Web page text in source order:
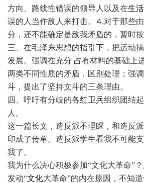
方向、路线性错误的领导人以及在生活
误的人当作敌人来打击。⒋对于那些
分，还不能确定是敌我矛盾的，暂时
三、在毛泽东思想的指引下，把运动
发展。强调在充分 占有材料的基础上
两类不同性质的矛盾，区别处理；强
斗 ，提出了坚持文斗的三条理由。
四、呼吁有分歧的各红卫兵组织团结
人。
这一篇长文，造反派不理睬，和造反
印成了传单。造反派学生看我不可能
我了。
我为什么决心积极参加“文化大革命”
发动“文化大革命”的内在原因，不知